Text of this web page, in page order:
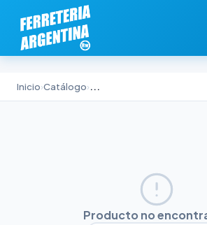
Inicio›Catálogo›...
Producto no